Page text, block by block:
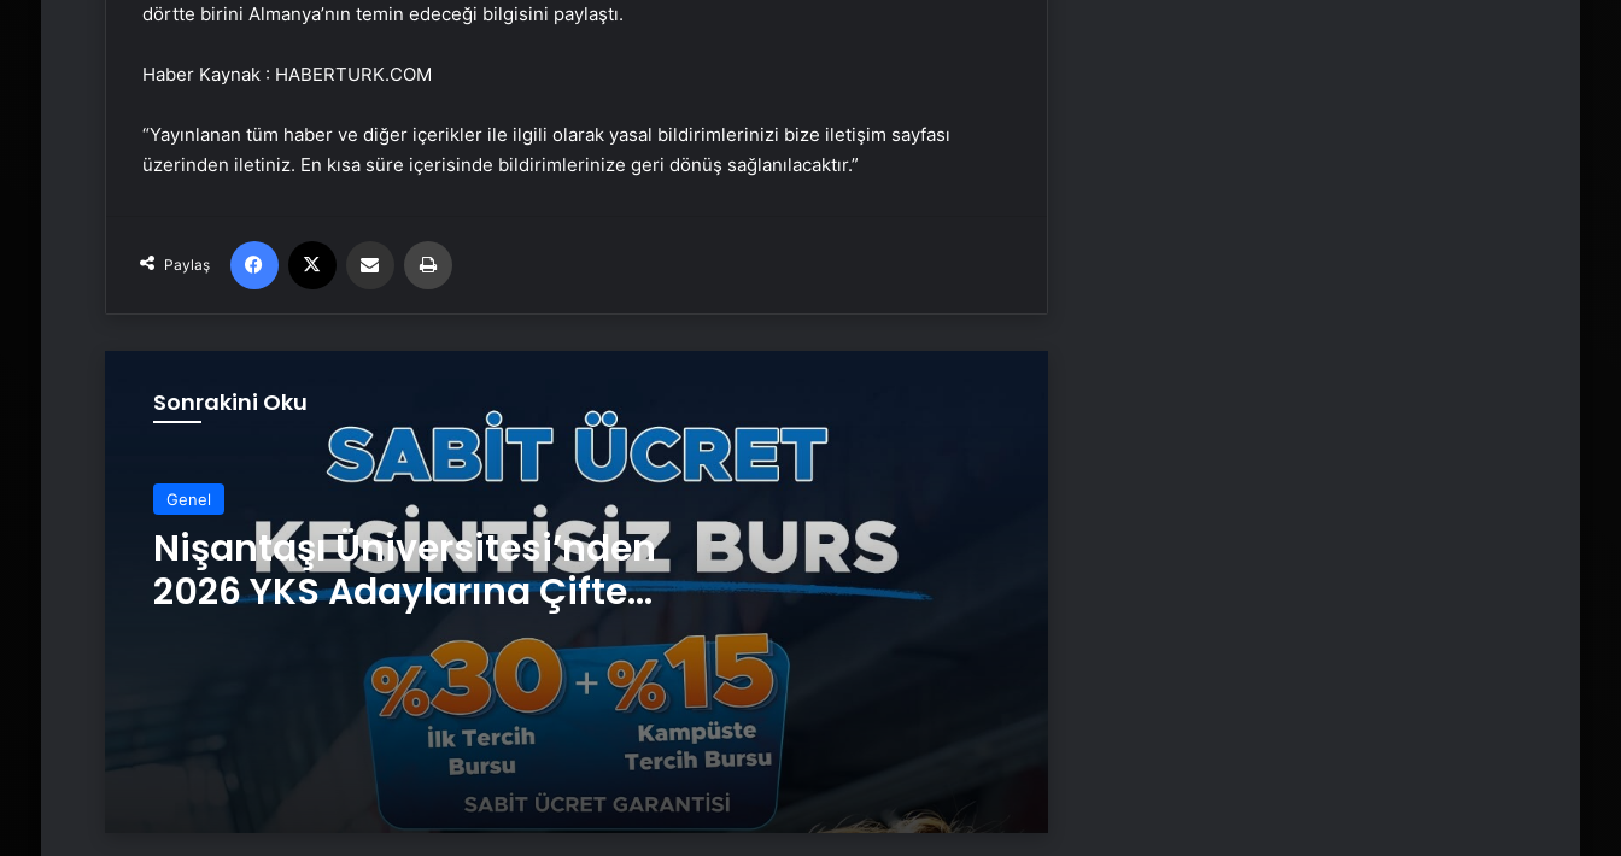
dörtte birini Almanya’nın temin edeceği bilgisini paylaştı.
Haber Kaynak : HABERTURK.COM
“Yayınlanan tüm haber ve diğer içerikler ile ilgili olarak yasal bildirimlerinizi bize iletişim sayfası
üzerinden iletiniz. En kısa süre içerisinde bildirimlerinize geri dönüş sağlanılacaktır.”
Paylaş
Facebook Email'den paylaş
Sonrakini Oku
Genel
Nişantaşı Üniversitesi’nden
2026 YKS Adaylarına Çifte
Güvence: Sabit Ücret ve
Kesintisiz Burs
Adaylarına Çifte Güvence: Sabit
Ücret ve Kesintisiz Burs
Tasarım Ajansı
Dijital Taşımacılık Yazılımı
Alaaddin KAHYA: Müzik Tutkusuyla
Yerini Almiş Bir Kariyer
Kerim Kılınç ve Viral İçerik
Stratejilerinin Yükselişi
Vira Assistance’tan Türkiye
Genelinde Güvenli Araç Taşıma ve
Yol Yardım Atağı
Keçiören Halı Yıkama Fiyatları ve